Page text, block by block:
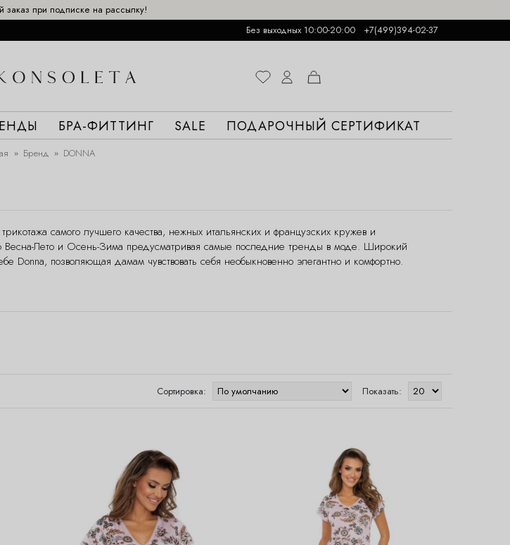
заказ при подписке на рассылку!
Без выходных 10:00-20:00 +7(499)394-02-37
БРА-ФИТТИНГ SALE ПОДАРОЧНЫЙ СЕРТИФИКАТ
Бренд DONNA
самого лучшего качества, нежных итальянских и французских кружев и
Весна-Лето и Осень-Зима предусматривая самые последние тренды в моде. Широкий
Donna, позволяющая дамам чувствовать себя необыкновенно элегантно и комфортно.
Сортировка: Показать: